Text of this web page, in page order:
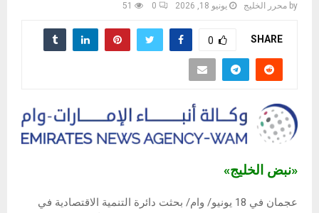
by محرر الخليج يونيو 18, 2026 0
51
SHARE
0
«نبض الخليج»
عجمان في 18 يونيو/ وام/ بحثت دائرة التنمية الاقتصادية في